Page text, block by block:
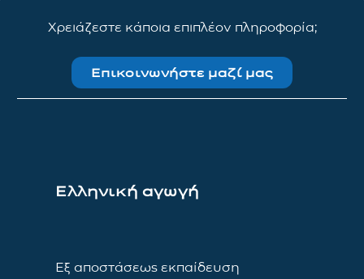
Χρειάζεστε κάποια επιπλέον πληροφορία;
Επικοινωνήστε μαζί μας
Ελληνική αγωγή
Εξ αποστάσεως εκπαίδευση